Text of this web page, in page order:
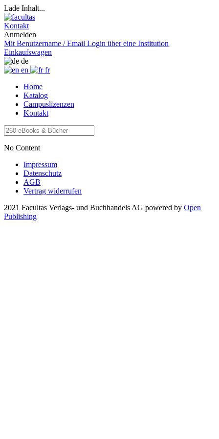
Lade Inhalt...
Kontakt
Anmelden
Mit Benutzername / Email Login über eine Institution
Einkaufswagen
de
en
fr
Home
Katalog
Campuslizenzen
Kontakt
No Content
Impressum
Datenschutz
AGB
Vertrag widerrufen
2021 Facultas Verlags- und Buchhandels AG powered by Open
Publishing